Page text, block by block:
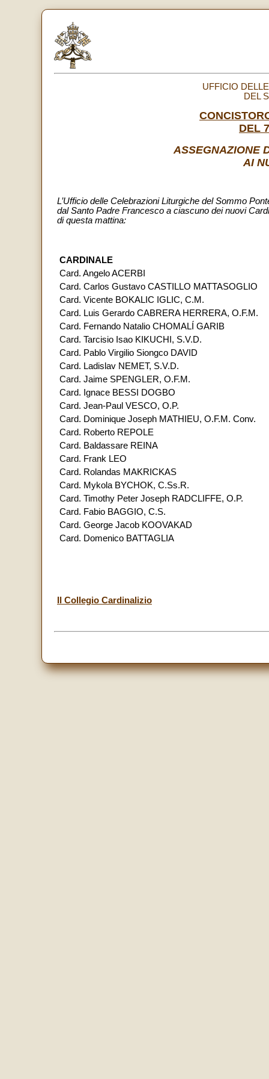
UFFICIO
DEL
DEL
ASSEGNAZIONE
AI
L’Ufficio delle Celebrazioni Liturgiche del Sommo
dal Santo Padre Francesco a ciascuno dei nuovi
di questa mattina:
CARDINALE
Card. Angelo ACERBI
Card. Carlos Gustavo CASTILLO MATTASOGLIO
Card. Vicente BOKALIC IGLIC, C.M.
Card. Luis Gerardo CABRERA HERRERA, O.F.M.
Card. Fernando Natalio CHOMALÍ GARIB
Card. Tarcisio Isao KIKUCHI, S.V.D.
Card. Pablo Virgilio Siongco DAVID
Card. Ladislav NEMET, S.V.D.
Card. Jaime SPENGLER, O.F.M.
Card. Ignace BESSI DOGBO
Card. Jean-Paul VESCO, O.P.
Card. Dominique Joseph MATHIEU, O.F.M. Conv.
Card. Roberto REPOLE
Card. Baldassare REINA
Card. Frank LEO
Card. Rolandas MAKRICKAS
Card. Mykola BYCHOK, C.Ss.R.
Card. Timothy Peter Joseph RADCLIFFE, O.P.
Card. Fabio BAGGIO, C.S.
Card. George Jacob KOOVAKAD
Card. Domenico BATTAGLIA
Il Collegio Cardinalizio